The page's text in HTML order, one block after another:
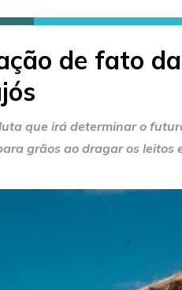
de fato
que irá determinar o
grãos ao dragar os